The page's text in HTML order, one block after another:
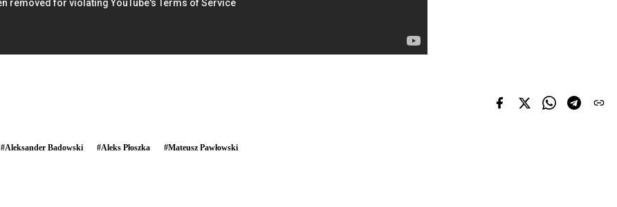
#Aleksander Badowski #Aleks Płoszka #Mateusz Pawłowski